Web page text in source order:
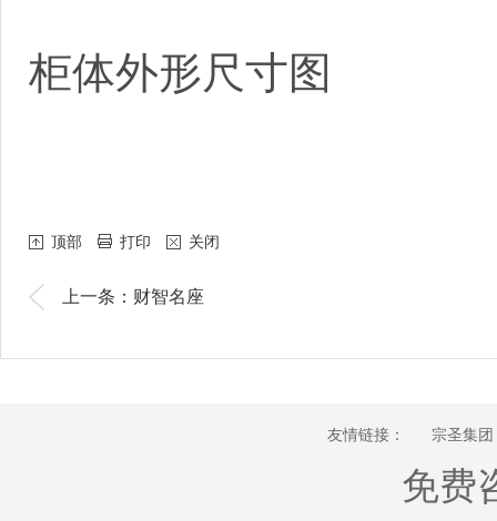
柜体外形尺寸图
顶部 打印 关闭
上一条：财智名座
友情链接： 宗圣集团
免费